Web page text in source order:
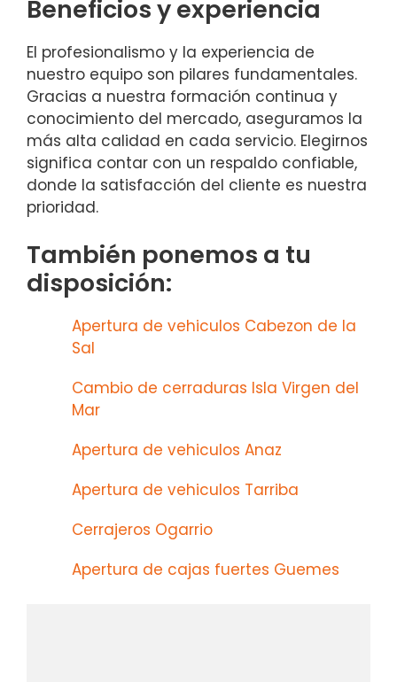
Beneficios y experiencia
El profesionalismo y la experiencia de
nuestro equipo son pilares fundamentales.
Gracias a nuestra formación continua y
conocimiento del mercado, aseguramos la
más alta calidad en cada servicio. Elegirnos
significa contar con un respaldo confiable,
donde la satisfacción del cliente es nuestra
prioridad.
También ponemos a tu
disposición:
Apertura de vehiculos Cabezon de la
Sal
Cambio de cerraduras Isla Virgen del
Mar
Apertura de vehiculos Anaz
Apertura de vehiculos Tarriba
Cerrajeros Ogarrio
Apertura de cajas fuertes Guemes